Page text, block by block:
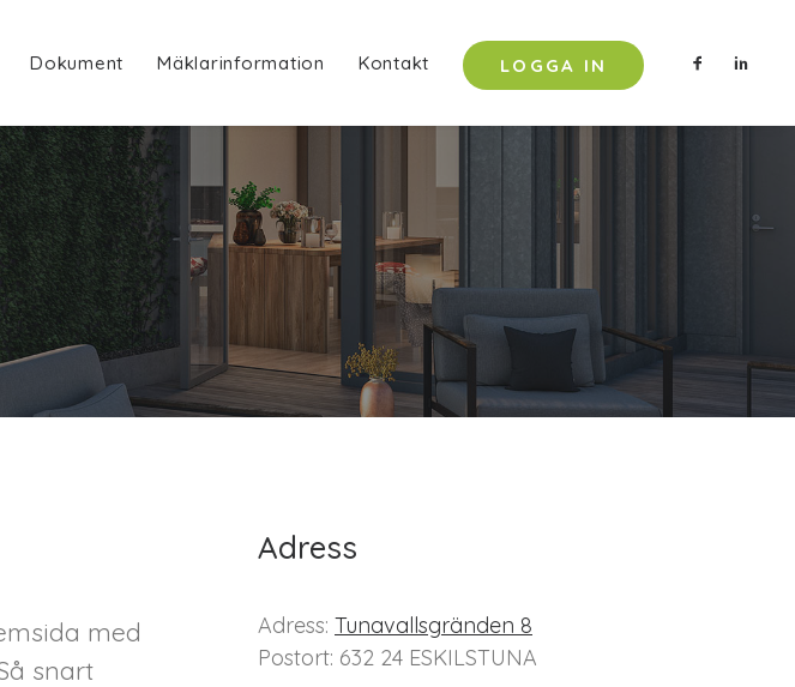
Dokument Mäklarinformation Kontakt LOGGA IN
med
snart
Adress
Adress: Tunavallsgränden 8
Postort: 632 24 ESKILSTUNA